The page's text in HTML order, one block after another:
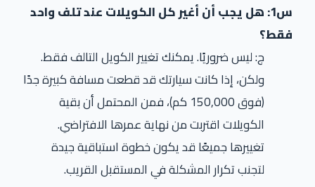
س1: هل يجب أن أغير كل الكويلات عند تلف واحد
فقط؟
ج: ليس ضروريًا. يمكنك تغيير الكويل التالف فقط.
ولكن، إذا كانت سيارتك قد قطعت مسافة كبيرة جدًا
(فوق 150,000 كم)، فمن المحتمل أن بقية
الكويلات اقتربت من نهاية عمرها الافتراضي.
تغييرها جميعًا قد يكون خطوة استباقية جيدة
لتجنب تكرار المشكلة في المستقبل القريب.